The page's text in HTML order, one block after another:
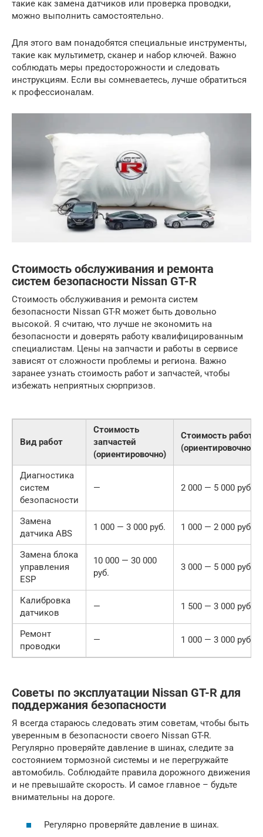
такие как замена датчиков или проверка проводки,
можно выполнить самостоятельно.
Для этого вам понадобятся специальные инструменты,
такие как мультиметр, сканер и набор ключей. Важно
соблюдать меры предосторожности и следовать
инструкциям. Если вы сомневаетесь, лучше обратиться
к профессионалам.
Стоимость обслуживания и ремонта
систем безопасности Nissan GT-R
Стоимость обслуживания и ремонта систем
безопасности Nissan GT-R может быть довольно
высокой. Я считаю, что лучше не экономить на
безопасности и доверять работу квалифицированным
специалистам. Цены на запчасти и работы в сервисе
зависят от сложности проблемы и региона. Важно
заранее узнать стоимость работ и запчастей, чтобы
избежать неприятных сюрпризов.
Вид работ
Стоимость
запчастей
(ориентировочно)
Стоимость работ
(ориентировочно)
Диагностика
систем
безопасности
— 2 000 — 5 000 руб.
Замена
датчика ABS
1 000 — 3 000 руб. 1 000 — 2 000 руб.
Замена блока
управления
ESP
10 000 — 30 000
руб.
3 000 — 5 000 руб.
Калибровка
датчиков
— 1 500 — 3 000 руб.
Ремонт
проводки
— 1 000 — 3 000 руб.
Советы по эксплуатации Nissan GT-R для
поддержания безопасности
Я всегда стараюсь следовать этим советам, чтобы быть
уверенным в безопасности своего Nissan GT-R.
Регулярно проверяйте давление в шинах, следите за
состоянием тормозной системы и не перегружайте
автомобиль. Соблюдайте правила дорожного движения
и не превышайте скорость. И самое главное – будьте
внимательны на дороге.
Регулярно проверяйте давление в шинах.